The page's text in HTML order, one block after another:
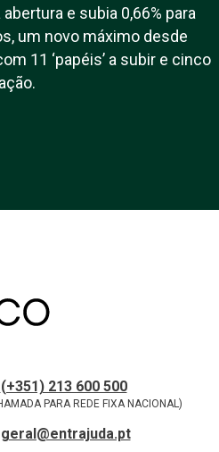
e subia 0,66% para
um novo máximo desde
11 ‘papéis’ a subir e cinco
(+351) 213 600 500
PARA REDE FIXA NACIONAL)
geral@entrajuda.pt